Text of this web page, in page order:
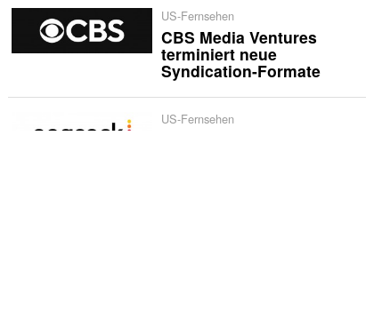
US-Fernsehen
CBS Media Ventures
terminiert neue
Syndication-Formate
US-Fernsehen